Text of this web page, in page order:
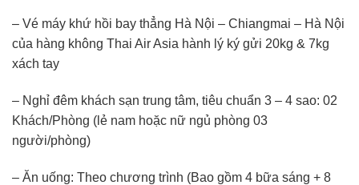
– Vé máy khứ hồi bay thẳng Hà Nội – Chiangmai – Hà Nội
của hàng không Thai Air Asia hành lý ký gửi 20kg & 7kg
xách tay
– Nghỉ đêm khách sạn trung tâm, tiêu chuẩn 3 – 4 sao: 02
Khách/Phòng (lẻ nam hoặc nữ ngủ phòng 03
người/phòng)
– Ăn uống: Theo chương trình (Bao gồm 4 bữa sáng + 8